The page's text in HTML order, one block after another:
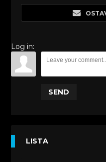
Log in:
SEND
LISTA